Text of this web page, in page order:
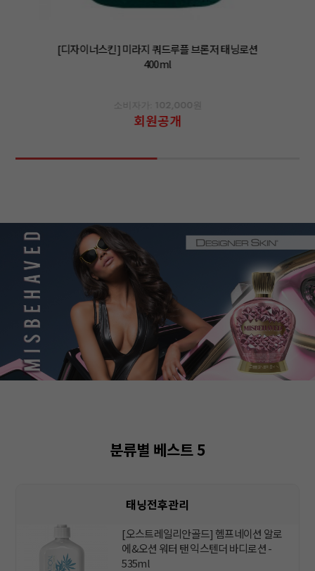
[디자이너스킨] 미라지 쿼드루플 브론저 태닝로션
400ml
소비자가: 102,000원
회원공개
분류별 베스트 5
태닝전후관리
[오스트레일리안골드] 헴프네이션 알로
에&오션 워터 탠 익스텐더 바디로션 -
535ml